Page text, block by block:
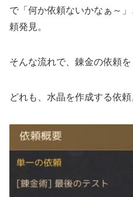
で「何か依頼ないかなぁ～
頼発見。
そんな流れで、錬金の依頼を
どれも、水晶を作成する依頼